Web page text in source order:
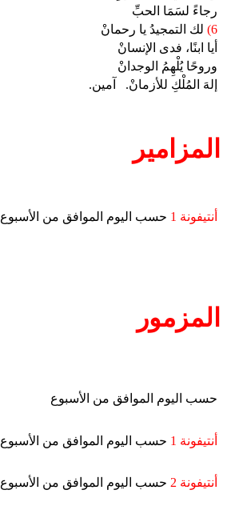
رجاءً لسَمَا الحبِّ
6) لك التمجيدُ يا رحمانْ
أيا ابنًا، فدى الإنسانْ
وروحًا يُلْهِمُ الوجدانْ
إلهَ المُلْكِ للأزمانْ.
آمين.
المزامير
أنتيفونة 1 حسب اليوم الموافق من الأسبوع
المزمور
حسب اليوم الموافق من الأسبوع
أنتيفونة 1 حسب اليوم الموافق من الأسبوع
أنتيفونة 2 حسب اليوم الموافق من الأسبوع